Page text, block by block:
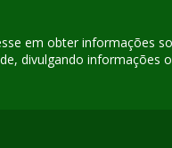
em obter informações
divulgando informações